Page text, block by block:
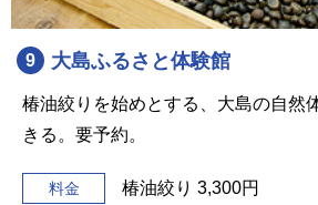
9 大島ふるさと体験館
椿油絞りを始めとする、大島の自然
きる。要予約。
料金
椿油絞り 3,300円